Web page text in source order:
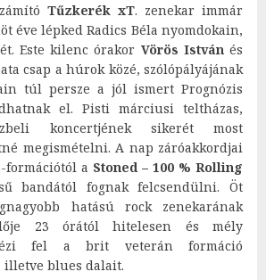
Tűzkerék xT. zenekar immár
éve lépked Radics Béla nyomdokain,
Este kilenc órakor Vörös István és
csap a húrok közé, szólópályájának
túl persze a jól ismert Prognózis
el. Pisti márciusi teltházas,
koncertjének sikerét most
megismételni. A nap záróakkordjai
a Stoned – 100 % Rolling
bandától fognak felcsendülni. Öt
hatású rock zenekarának
23 órától hitelesen és mély
fel a brit veterán formáció
illetve blues dalait.